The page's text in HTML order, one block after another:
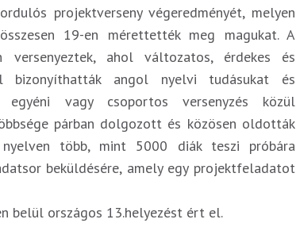
projektverseny végeredményét, melyen
19-en mérettették meg magukat. A
versenyeztek, ahol változatos, érdekes és
bizonyíthatták angol nyelvi tudásukat és
egyéni vagy csoportos versenyzés közül
párban dolgozott és közösen oldották
több, mint 5000 diák teszi próbára
beküldésére, amely egy projektfeladatot
belül országos 13.helyezést ért el.